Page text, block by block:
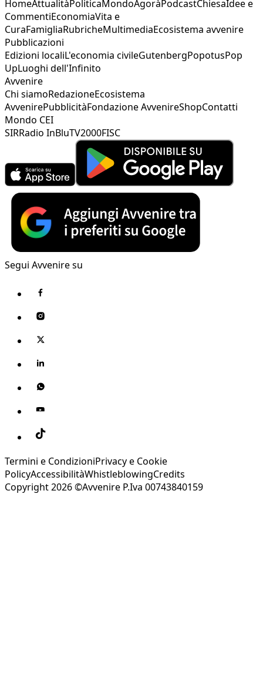
HomeAttualitàPoliticaMondoAgoràPodcastChiesaIdee e
CommentiEconomiaVita e
CuraFamigliaRubricheMultimediaEcosistema avvenire
Pubblicazioni
Edizioni localiL'economia civileGutenbergPopotusPop
UpLuoghi dell'Infinito
Avvenire
Chi siamoRedazioneEcosistema
AvvenirePubblicitàFondazione AvvenireShopContatti
Mondo CEI
SIRRadio InBluTV2000FISC
Segui Avvenire su
Termini e CondizioniPrivacy e Cookie
PolicyAccessibilitàWhistleblowingCredits
Copyright 2026 ©Avvenire P.Iva 00743840159